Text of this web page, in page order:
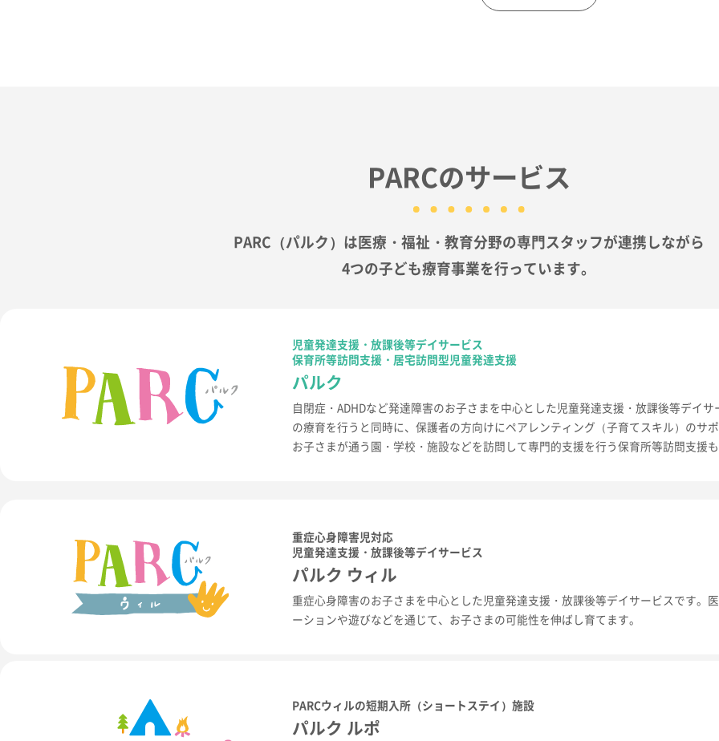
PARCのサービス
PARC（パルク）は医療・福祉・教育分野の専門スタッフが連携しながら
4つの子ども療育事業を行っています。
児童発達支援・放課後等デイサービス
保育所等訪問支援・居宅訪問型児童発達支援
パルク
自閉症・ADHDなど発達障害のお子さまを中心とした児童発達支援・放課後等デイ
の療育を行うと同時に、保護者の方向けにペアレンティング（子育てスキル）のサ
お子さまが通う園・学校・施設などを訪問して専門的支援を行う保育所等訪問支援
重症心身障害児対応
児童発達支援・放課後等デイサービス
パルク ウィル
重症心身障害のお子さまを中心とした児童発達支援・放課後等デイサービスです。
ーションや遊びなどを通じて、お子さまの可能性を伸ばし育てます。
PARCウィルの短期入所（ショートステイ）施設
パルク ルポ